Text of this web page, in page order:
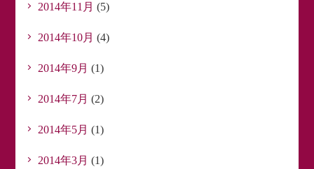
2014年11月 (5)
2014年10月 (4)
2014年9月 (1)
2014年7月 (2)
2014年5月 (1)
2014年3月 (1)